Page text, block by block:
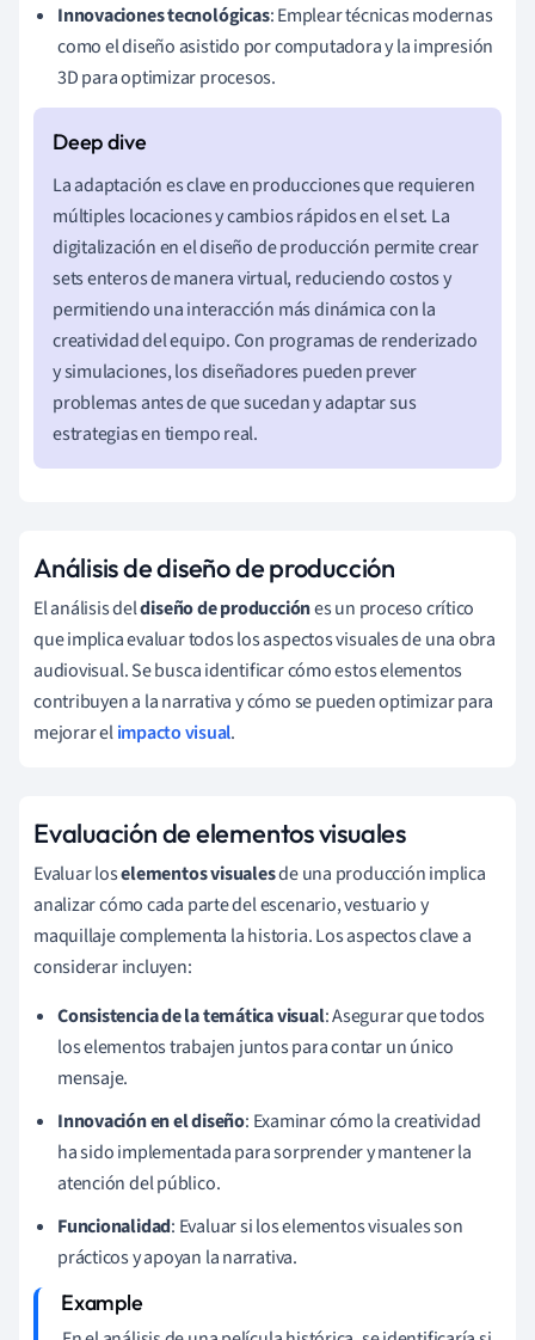
Innovaciones tecnológicas: Emplear técnicas modernas
como el diseño asistido por computadora y la impresión
3D para optimizar procesos.
La adaptación es clave en producciones que requieren
múltiples locaciones y cambios rápidos en el set. La
digitalización en el diseño de producción permite crear
sets enteros de manera virtual, reduciendo costos y
permitiendo una interacción más dinámica con la
creatividad del equipo. Con programas de renderizado
y simulaciones, los diseñadores pueden prever
problemas antes de que sucedan y adaptar sus
estrategias en tiempo real.
Análisis de diseño de producción
El análisis deldiseño de producciónes un proceso crítico
que implica evaluar todos los aspectos visuales de una obra
audiovisual. Se busca identificar cómo estos elementos
contribuyen a la narrativa y cómo se pueden optimizar para
mejorar elimpacto visual.
Evaluación de elementos visuales
Evaluar loselementos visualesde una producción implica
analizar cómo cada parte del escenario, vestuario y
maquillaje complementa la historia. Los aspectos clave a
considerar incluyen:
Consistencia de la temática visual: Asegurar que todos
los elementos trabajen juntos para contar un único
mensaje.
Innovación en el diseño: Examinar cómo la creatividad
ha sido implementada para sorprender y mantener la
atención del público.
Funcionalidad: Evaluar si los elementos visuales son
prácticos y apoyan la narrativa.